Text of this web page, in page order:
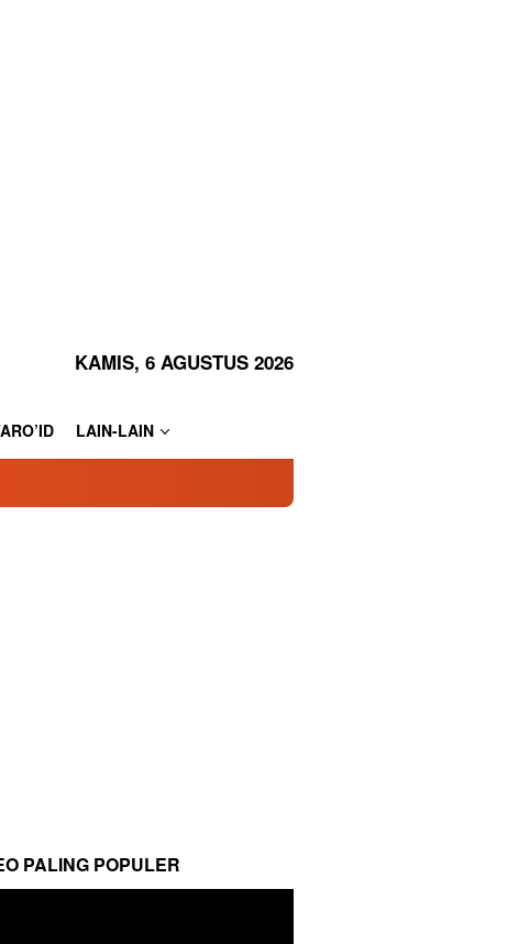
KAMIS, 6 AGUSTUS 2026
LAIN-LAIN
PALING POPULER